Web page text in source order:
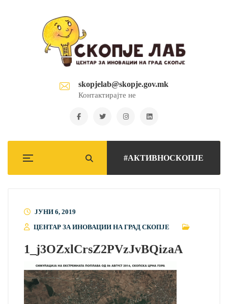
skopjelab@skopje.gov.mk
Контактирајте не
#АКТИВНОСКОПЈЕ
ЈУНИ 6, 2019
ЦЕНТАР ЗА ИНОВАЦИИ НА ГРАД СКОПЈЕ
1_j3OZxlCrsZ2PVzJvBQizaA